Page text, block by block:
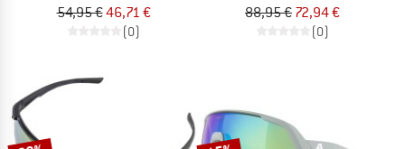
54,95 €46,71 €
(0)
88,95 € 72,94 €
(0)